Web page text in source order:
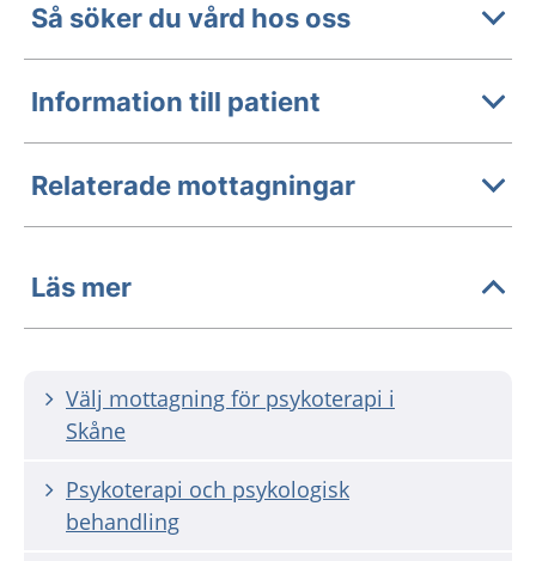
Så söker du vård hos oss
Information till patient
Relaterade mottagningar
Läs mer
Välj mottagning för psykoterapi i
Skåne
Psykoterapi och psykologisk
behandling